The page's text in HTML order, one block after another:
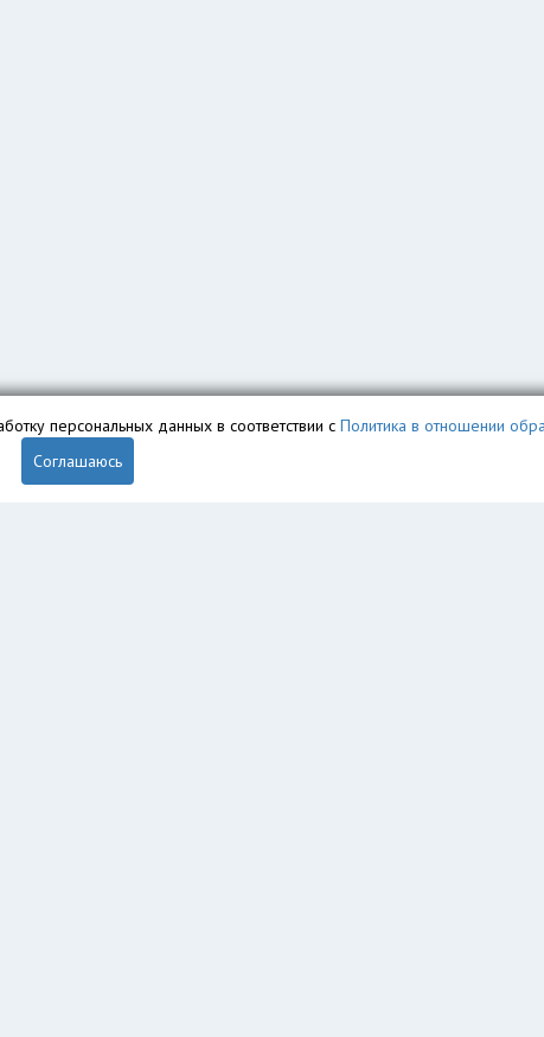
персональных данных в соответствии с Политика в отношении
Соглашаюсь